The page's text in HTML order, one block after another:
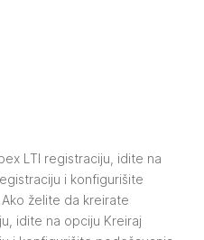
LTI registraciju, idite na
i konfigurišite
Ako želite da kreirate
idite na opciju Kreiraj